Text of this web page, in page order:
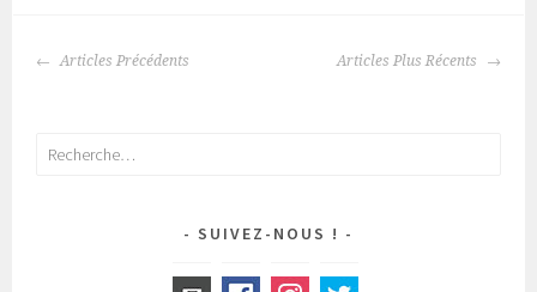
ARTICLES
Articles Précédents Articles Plus Récents
Rechercher :
SUIVEZ-NOUS !